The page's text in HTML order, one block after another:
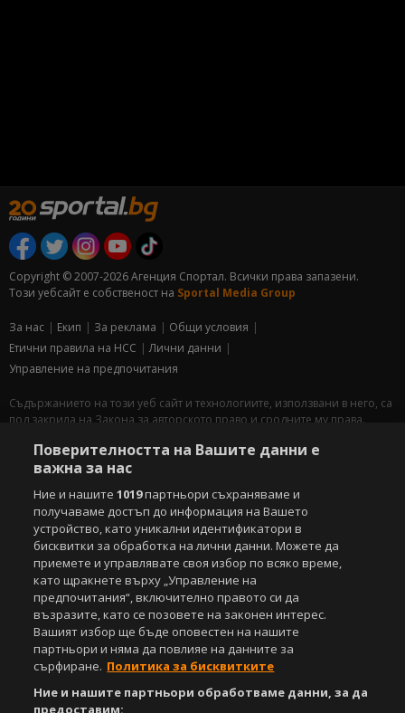
Copyright © 2007-2026 Агенция Спортал. Всички права запазени.
Този уебсайт е собственост на Sportal Media Group
За нас Екип За рекламa
Общи условия
Етични правила на НСС
Лични данни
Управление на предпочитания
Съдържанието на този уеб сайт и технологиите, използвани в него, са
под закрила на Закона за авторското право и сродните му права.
видео материали, публикувани в сайта, са собственост на Агенция
Спортал, освен ако изрично е посочено друго. Допуска се
Агенция Спортал, посочване на източника и добавяне на линк към
www.sportal.bg. Използването на графични и видео материали,
публикувани в сайта, е строго забранено. Нарушителите ще бъдат
санкционирани с цялата строгост на закона.
СвалиБЕЗПЛАТНОТОприложение за:
Android
Powered by:
Поверителността на Вашите данни е
важна за нас
Ние и нашите1019партньори съхраняваме и
получаваме достъп до информация на Вашето
устройство, като уникални идентификатори в
бисквитки за обработка на лични данни. Можете да
приемете и управлявате своя избор по всяко време,
като щракнете върху „Управление на
предпочитания“, включително правото си да
възразите, като се позовете на законен интерес.
Вашият избор ще бъде оповестен на нашите
партньори и няма да повлияе на данните за
сърфиране. Политика за бисквитките
Ние и нашите партньори обработваме данни, за да
предоставим: